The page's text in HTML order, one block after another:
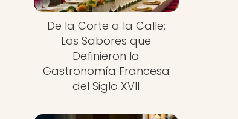
De la Corte a la Calle:
Los Sabores que
Definieron la
Gastronomía Francesa
del Siglo XVII